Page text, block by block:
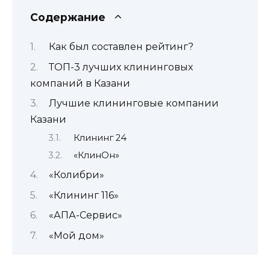
Содержание
Как был составлен рейтинг?
ТОП-3 лучших клининговых
компаний в Казани
Лучшие клининговые компании
Казани
Клининг 24
«КлинОн»
«Колибри»
«Клининг 116»
«АПА-Сервис»
«Мой дом»